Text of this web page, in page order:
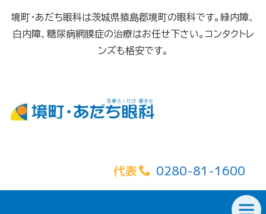
境町・あだち眼科は茨城県猿島郡境町の眼科です。緑内障、
白内障、糖尿病網膜症の治療はお任せ下さい。コンタクトレ
ンズも格安です。
代表 0280-81-1600